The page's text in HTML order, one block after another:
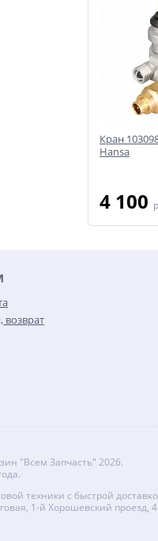
Кран
Hansa
4 100
возврат
"Всем Запчасть" 2026.
техники с быстрой
1-й Хорошевский проезд,